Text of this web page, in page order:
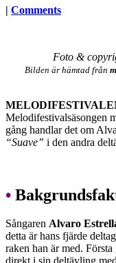
| Comments
Foto &
Bilden är hämtad från
Melodifestivalsäsongen
gång handlar det om
“Suave” i den andra
•
Sångaren Alvaro
detta är hans fjärde
raken han är med.